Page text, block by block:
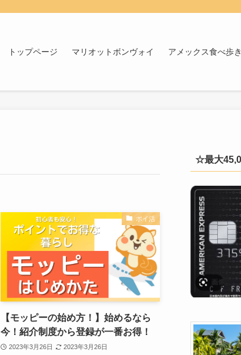
トップページ マリオットボンヴォイ アメックス食べ歩き
ポイ活
【モッピーの始め方！】始めるなら
今！紹介制度から登録が一番お得！
2023年3月26日 2023年3月26日
☆最大